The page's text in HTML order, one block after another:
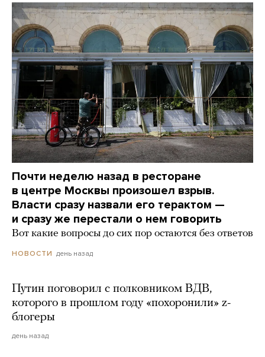
Почти неделю назад в ресторане
в центре Москвы произошел взрыв.
Власти сразу назвали его терактом —
и сразу же перестали о нем говорить
Вот какие вопросы до сих пор остаются без ответов
НОВОСТИ день назад
Путин поговорил с полковником ВДВ,
которого в прошлом году «похоронили» z-
блогеры
день назад